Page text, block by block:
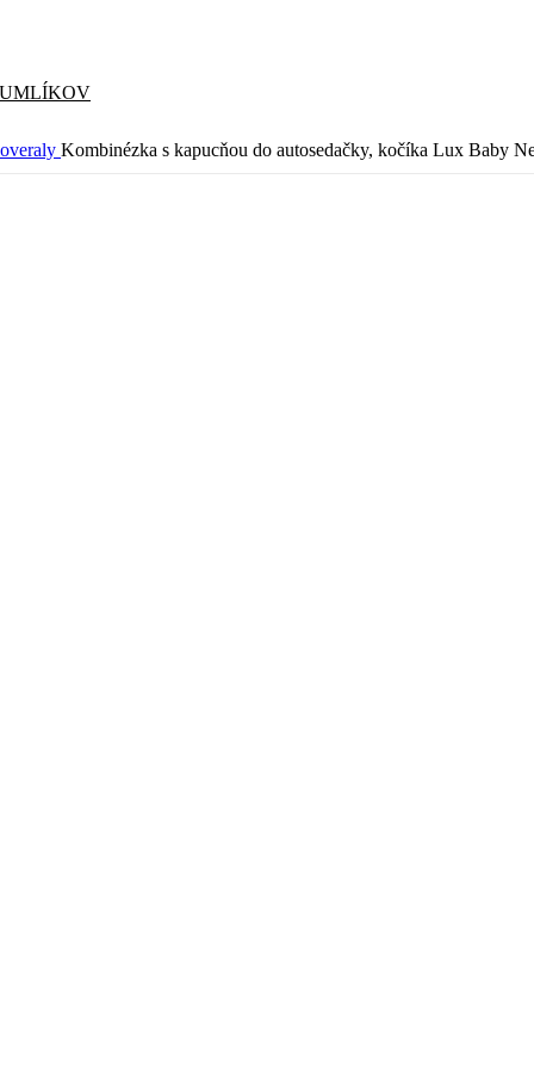
Kombinézka s kapucňou do autosedačky, kočíka Lux Baby